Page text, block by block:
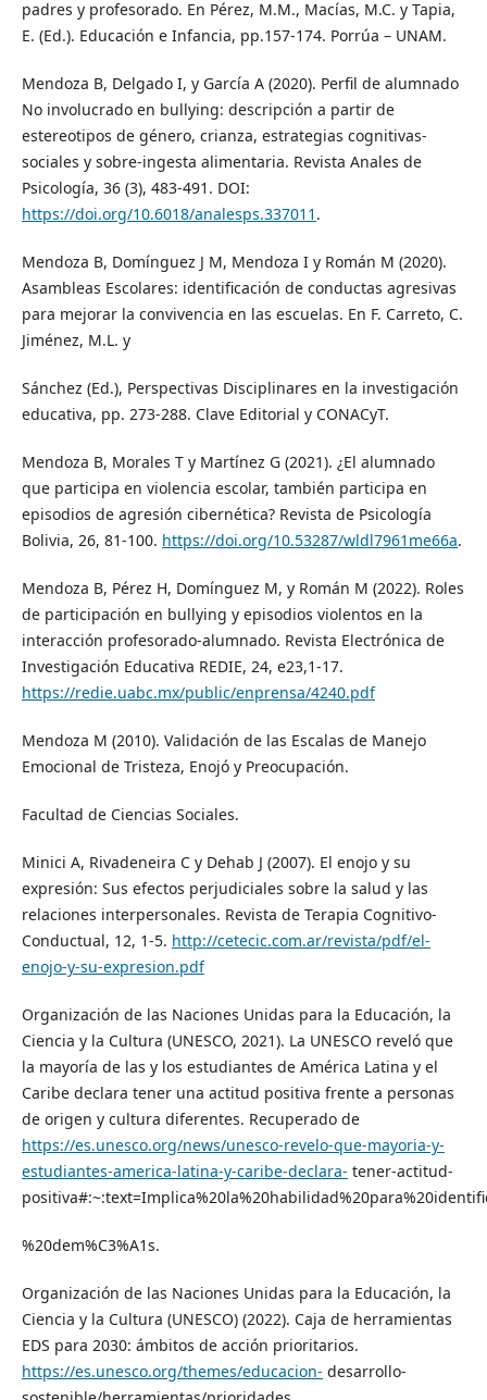
padres y profesorado. En Pérez, M.M., Macías, M.C. y Tapia,
E. (Ed.). Educación e Infancia, pp.157-174. Porrúa – UNAM.
Mendoza B, Delgado I, y García A (2020). Perfil de alumnado
No involucrado en bullying: descripción a partir de
estereotipos de género, crianza, estrategias cognitivas-
sociales y sobre-ingesta alimentaria. Revista Anales de
Psicología, 36 (3), 483-491. DOI:
https://doi.org/10.6018/analesps.337011 .
Mendoza B, Domínguez J M, Mendoza I y Román M (2020).
Asambleas Escolares: identificación de conductas agresivas
para mejorar la convivencia en las escuelas. En F. Carreto, C.
Jiménez, M.L. y
Sánchez (Ed.), Perspectivas Disciplinares en la investigación
educativa, pp. 273-288. Clave Editorial y CONACyT.
Mendoza B, Morales T y Martínez G (2021). ¿El alumnado
que participa en violencia escolar, también participa en
episodios de agresión cibernética? Revista de Psicología
Bolivia, 26, 81-100. https://doi.org/10.53287/wldl7961me66a.
Mendoza B, Pérez H, Domínguez M, y Román M (2022). Roles
de participación en bullying y episodios violentos en la
interacción profesorado-alumnado. Revista Electrónica de
Investigación Educativa REDIE, 24, e23,1-17.
https://redie.uabc.mx/public/enprensa/4240.pdf
Mendoza M (2010). Validación de las Escalas de Manejo
Emocional de Tristeza, Enojó y Preocupación.
Facultad de Ciencias Sociales.
Minici A, Rivadeneira C y Dehab J (2007). El enojo y su
expresión: Sus efectos perjudiciales sobre la salud y las
relaciones interpersonales. Revista de Terapia Cognitivo-
Conductual, 12, 1-5. http://cetecic.com.ar/revista/pdf/el-
enojo-y-su-expresion.pdf
Organización de las Naciones Unidas para la Educación, la
Ciencia y la Cultura (UNESCO, 2021). La UNESCO reveló que
la mayoría de las y los estudiantes de América Latina y el
Caribe declara tener una actitud positiva frente a personas
de origen y cultura diferentes. Recuperado de
https://es.unesco.org/news/unesco-revelo-que-mayoria-y-
estudiantes-america-latina-y-caribe-declara- tener-actitud-
%20dem%C3%A1s.
Organización de las Naciones Unidas para la Educación, la
Ciencia y la Cultura (UNESCO) (2022). Caja de herramientas
EDS para 2030: ámbitos de acción prioritarios.
https://es.unesco.org/themes/educacion- desarrollo-